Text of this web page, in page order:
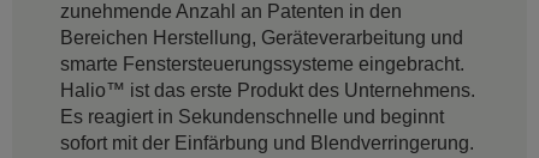
zunehmende Anzahl an Patenten in den
Bereichen Herstellung, Geräteverarbeitung und
smarte Fenstersteuerungssysteme eingebracht.
Halio™ ist das erste Produkt des Unternehmens.
Es reagiert in Sekundenschnelle und beginnt
sofort mit der Einfärbung und Blendverringerung.